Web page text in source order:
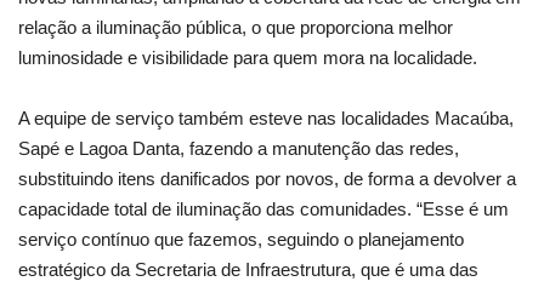
relação a iluminação pública, o que proporciona melhor
luminosidade e visibilidade para quem mora na localidade.
A equipe de serviço também esteve nas localidades Macaúba,
Sapé e Lagoa Danta, fazendo a manutenção das redes,
substituindo itens danificados por novos, de forma a devolver a
capacidade total de iluminação das comunidades. “Esse é um
serviço contínuo que fazemos, seguindo o planejamento
estratégico da Secretaria de Infraestrutura, que é uma das